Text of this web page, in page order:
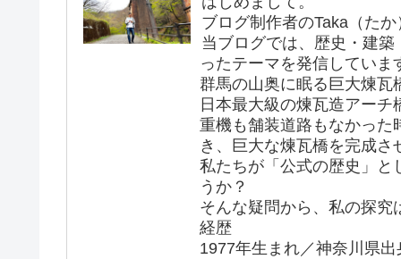
ブログ制作者のTaka（た
当ブログでは、歴史・建
ったテーマを発信していま
群馬の山奥に眠る巨大煉瓦
日本最大級の煉瓦造アー
重機も舗装道路もなかった
き、巨大な煉瓦橋を完成さ
私たちが「公式の歴史」と
うか？
そんな疑問から、私の探究
経歴
1977年生まれ／神奈川県出